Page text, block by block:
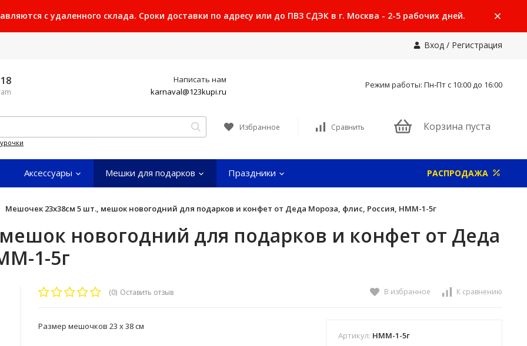
с удаленного склада. Сроки доставки по адресу или до ПВЗ СДЭК в г. Москва - 2-5 рабочих дней.
Вход / Регистрация
Написать нам
karnaval@123kupi.ru
Режим работы: Пн-Пт с 10:00 до 16:00
Избранное Сравнить Корзина пуста
Аксессуары Мешки для подарков Праздники РАСПРОДАЖА
Мешочек 23х38см 5 шт., мешок новогодний для подарков и конфет от Деда Мороза, флис, Россия, НММ-1-5г
новогодний для подарков и конфет от Деда
1-5г
(0) Оставить отзыв В избранное К сравнению
Размер мешочков 23 х 38 см
Артикул: НММ-1-5г